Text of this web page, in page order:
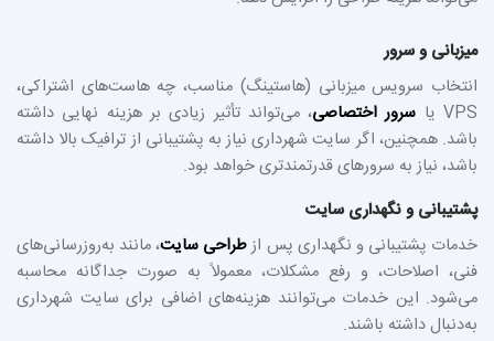
میزبانی و سرور
انتخاب سرویس میزبانی (هاستینگ) مناسب، چه هاست‌های اشتراکی،
VPS یا
سرور اختصاصی، می‌تواند تأثیر زیادی بر هزینه نهایی داشته
باشد. همچنین، اگر سایت شهرداری نیاز به پشتیبانی از ترافیک بالا داشته
باشد، نیاز به سرورهای قدرتمندتری خواهد بود.
پشتیبانی و نگهداری سایت
خدمات پشتیبانی و نگهداری پس ازطراحی سایت، مانند به‌روزرسانی‌های
فنی، اصلاحات، و رفع مشکلات، معمولاً به صورت جداگانه محاسبه
می‌شود. این خدمات می‌توانند هزینه‌های اضافی برای سایت شهرداری
به‌دنبال داشته باشند.